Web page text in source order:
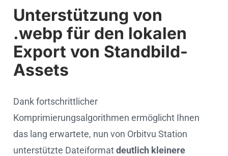
Unterstützung von
.webp für den lokalen
Export von Standbild-
Assets
Dank fortschrittlicher
Komprimierungsalgorithmen ermöglicht Ihnen
das lang erwartete, nun von Orbitvu Station
unterstützte Dateiformatdeutlich kleinere